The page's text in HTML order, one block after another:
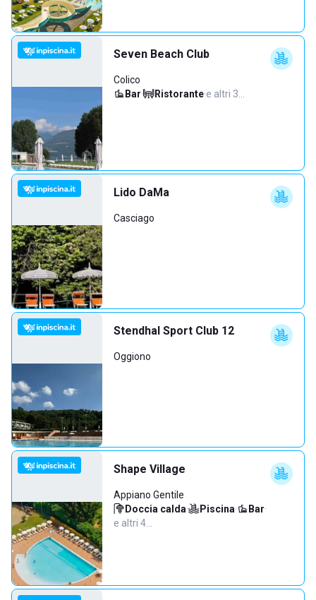
Seven Beach Club
Colico
Bar· Ristorante·e altri 3…
Lido DaMa
Casciago
Stendhal Sport Club 12
Oggiono
Shape Village
Appiano Gentile
Doccia calda· Piscina· Bar·
e altri 4…